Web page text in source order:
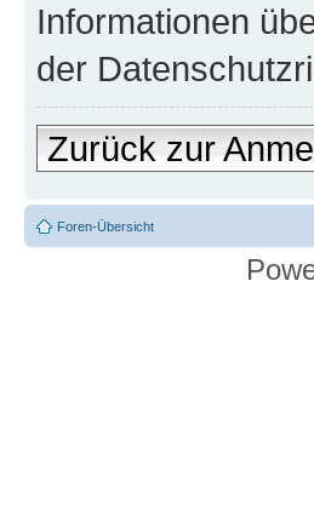
Informationen
der
Zurück zur
Foren-Übersicht